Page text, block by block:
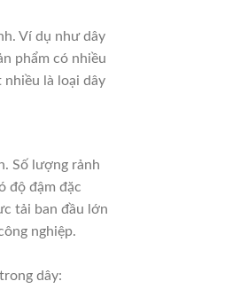
Ví dụ như dây
phẩm có nhiều
là loại dây
Số lượng rảnh
độ đậm đặc
tải ban đầu lớn
nghiệp.
dây: